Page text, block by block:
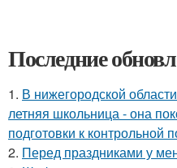
Последние
1. В нижегородской
летняя школьница - она
подготовки к контрольной
2. Перед праздниками у